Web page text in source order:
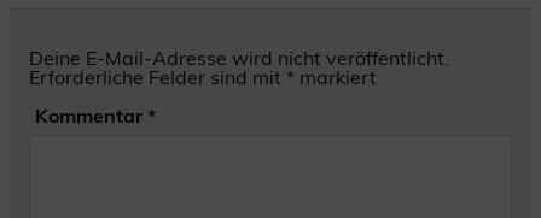
Deine E-Mail-Adresse wird nicht veröffentlicht.
Erforderliche Felder sind mit * markiert
Kommentar *